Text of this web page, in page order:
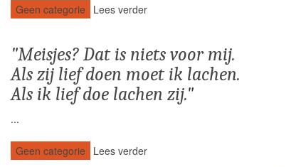
Geen categorie Lees verder
Meisjes? Dat is niets voor mij.
Als zij lief doen moet ik lachen.
Als ik lief doe lachen zij.
...
Geen categorie Lees verder